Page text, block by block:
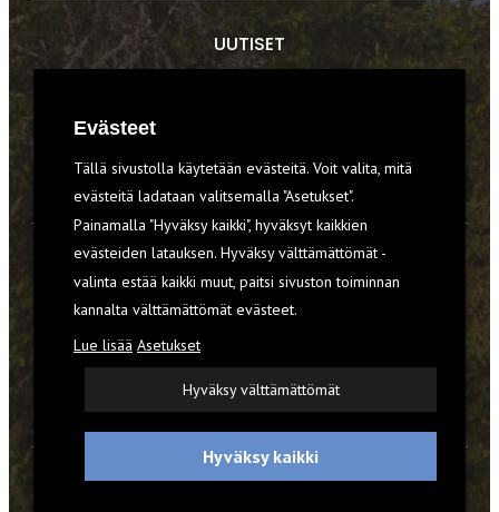
UUTISET
VARUSTEET
TILAA RETKI-LEHTI
YHTEYSTIEDOT
REKISTERISELOSTE
EVÄSTEET
Evästeet
Tällä sivustolla käytetään evästeitä. Voit valita, mitä
evästeitä ladataan valitsemalla "Asetukset".
Painamalla "Hyväksy kaikki", hyväksyt kaikkien
evästeiden latauksen. Hyväksy välttämättömät -
valinta estää kaikki muut, paitsi sivuston toiminnan
kannalta välttämättömät evästeet.
Lue lisää Asetukset
Hyväksy välttämättömät
Hyväksy kaikki